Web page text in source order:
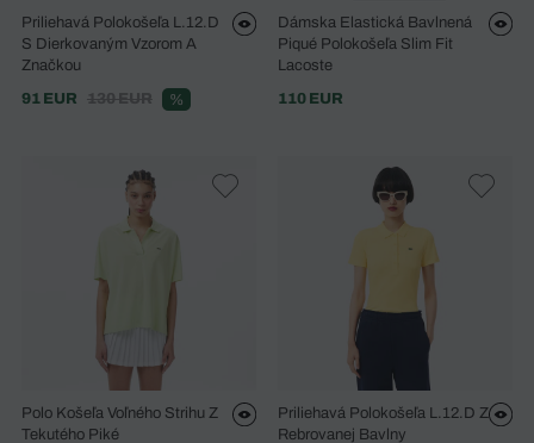
Priliehavá Polokošeľa L.12.D
S Dierkovaným Vzorom A
Značkou
91 EUR
130 EUR %
Dámska Elastická Bavlnená
Piqué Polokošeľa Slim Fit
Lacoste
110 EUR
Polo Košeľa Voľného Strihu Z
Tekutého Piké
Priliehavá Polokošeľa L.12.D Z
Rebrovanej Bavlny